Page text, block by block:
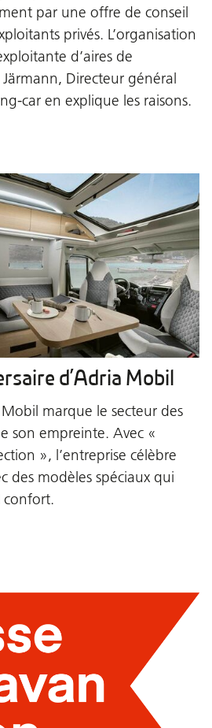
par une offre de conseil
privés. L’organisation
d’aires de
Directeur général
car en explique les raisons.
d’Adria Mobil
marque le secteur des
son empreinte. Avec «
», l’entreprise célèbre
des modèles spéciaux qui